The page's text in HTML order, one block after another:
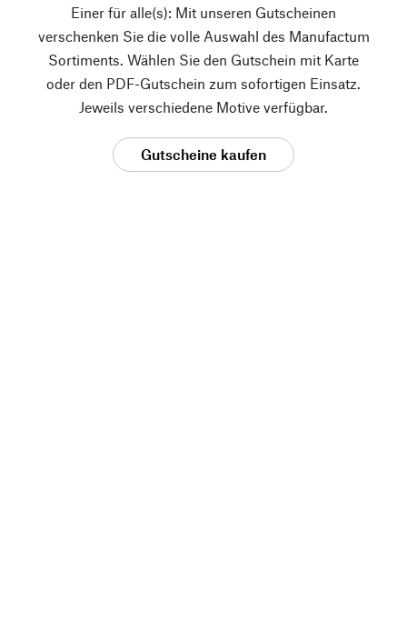
Einer für alle(s): Mit unseren Gutscheinen
verschenken Sie die volle Auswahl des Manufactum
Sortiments. Wählen Sie den Gutschein mit Karte
oder den PDF-Gutschein zum sofortigen Einsatz.
Jeweils verschiedene Motive verfügbar.
Gutscheine kaufen